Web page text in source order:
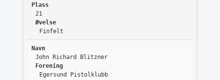
Plass
21
Øvelse
Finfelt
Navn
John Richard Blitzner
Forening
Egersund Pistolklubb